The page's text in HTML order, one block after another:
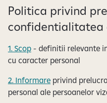
Politica privind
confidentialitatea
1. Scop - definitii relevante
cu caracter personal
2. Informare privind
personal ale persoanelor